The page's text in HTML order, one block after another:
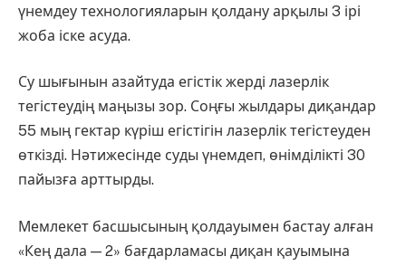
үнемдеу технологияларын қолдану арқылы 3 ірі
жоба іске асуда.
Су шығынын азайтуда егістік жерді лазерлік
тегістеудің маңызы зор. Соңғы жылдары диқандар
55 мың гектар күріш егістігін лазерлік тегістеуден
өткізді. Нәтижесінде суды үнемдеп, өнімділікті 30
пайызға арттырды.
Мемлекет басшысының қолдауымен бастау алған
«Кең дала — 2» бағдарламасы диқан қауымына